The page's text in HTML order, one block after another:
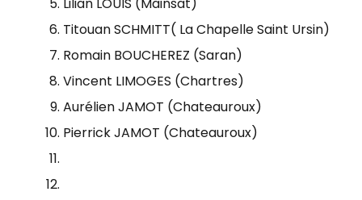
Titouan SCHMITT( La Chapelle Saint Ursin)
Romain BOUCHEREZ (Saran)
Vincent LIMOGES (Chartres)
Aurélien JAMOT (Chateauroux)
Pierrick JAMOT (Chateauroux)